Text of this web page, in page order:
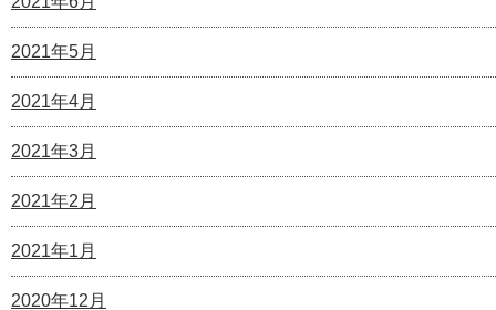
2021年5月
2021年4月
2021年3月
2021年2月
2021年1月
2020年12月